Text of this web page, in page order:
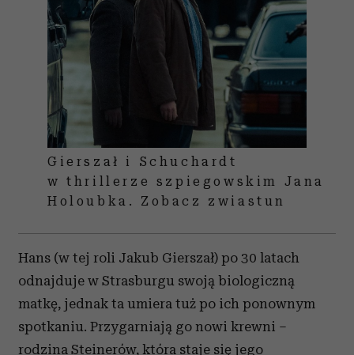
Gierszał i Schuchardt
w thrillerze szpiegowskim Jana
Holoubka. Zobacz zwiastun
Hans (w tej roli Jakub Gierszał) po 30 latach
odnajduje w Strasburgu swoją biologiczną
matkę, jednak ta umiera tuż po ich ponownym
spotkaniu. Przygarniają go nowi krewni –
rodzina Steinerów, która staje się jego